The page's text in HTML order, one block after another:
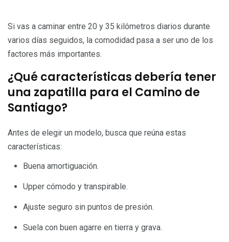
Si vas a caminar entre 20 y 35 kilómetros diarios durante
varios días seguidos, la comodidad pasa a ser uno de los
factores más importantes.
¿Qué características debería tener
una zapatilla para el Camino de
Santiago?
Antes de elegir un modelo, busca que reúna estas
características:
Buena amortiguación.
Upper cómodo y transpirable.
Ajuste seguro sin puntos de presión.
Suela con buen agarre en tierra y grava.